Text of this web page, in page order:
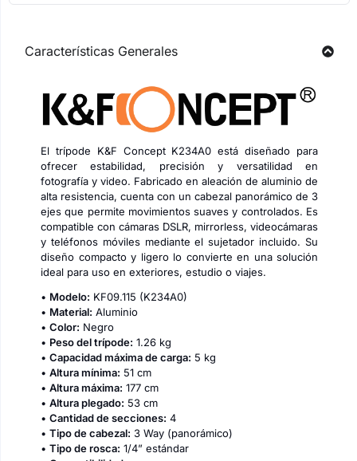
Características Generales
El trípode K&F Concept K234A0 está diseñado para
ofrecer estabilidad, precisión y versatilidad en
fotografía y video. Fabricado en aleación de aluminio de
alta resistencia, cuenta con un cabezal panorámico de 3
ejes que permite movimientos suaves y controlados. Es
compatible con cámaras DSLR, mirrorless, videocámaras
y teléfonos móviles mediante el sujetador incluido. Su
diseño compacto y ligero lo convierte en una solución
ideal para uso en exteriores, estudio o viajes.
• Modelo: KF09.115 (K234A0)
• Material: Aluminio
• Color: Negro
• Peso del trípode: 1.26 kg
• Capacidad máxima de carga: 5 kg
• Altura mínima: 51 cm
• Altura máxima: 177 cm
• Altura plegado: 53 cm
• Cantidad de secciones: 4
• Tipo de cabezal: 3 Way (panorámico)
• Tipo de rosca: 1/4” estándar